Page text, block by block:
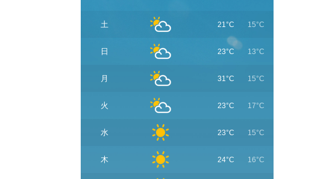
土 21°C 15°C
日 23°C 13°C
月 31°C 15°C
火 23°C 17°C
水 23°C 15°C
木 24°C 16°C